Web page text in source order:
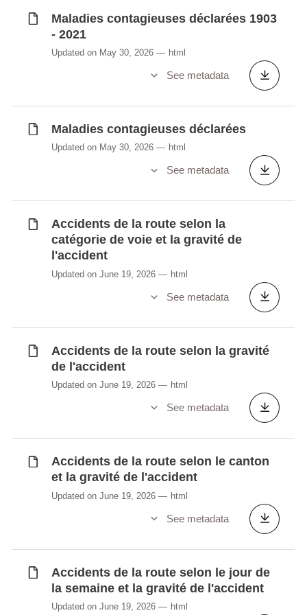
pour handicapés âgés de moins de 19 ans
(en EUR)
Allocations spéciales pour personnes
gravement handicapées
Assurés auprès des régimes de sécurité
Bibliothèque nationale du Luxembourg:
Usagers, prêt et consultation
Bibliothèques membres du réseau
bibnet.lu
Boni pour enfant (en EUR)
Budget du Ministère de la Culture (en
millions EUR)
Budgets de référence selon la composition
du ménage et par panier de consommation
Bénéficiaires d'allocations de naissance
Bénéficiaires de rentes et de pensions par
type et régime
Caractéristiques sociodémographiques de
l'emploi total et culturel (en %)
Caractéristiques sociodémographiques
des activités culturelles et des professions
Comportement des particuliers face à
l'achat en ligne (en %) 2005-2021
Concessions de pharmacies et
la NACE Rév. 2
Coûts des cours FPC par type et et classe
Maladies contagieuses déclarées 1903
- 2021
Updated on May 30, 2026 html
See metadata
Maladies contagieuses déclarées
Updated on May 30, 2026 html
See metadata
Accidents de la route selon la
catégorie de voie et la gravité de
l'accident
Updated on June 19, 2026 html
See metadata
Accidents de la route selon la gravité
de l'accident
Updated on June 19, 2026 html
See metadata
Accidents de la route selon le canton
et la gravité de l'accident
Updated on June 19, 2026 html
See metadata
Accidents de la route selon le jour de
la semaine et la gravité de l'accident
Updated on June 19, 2026 html